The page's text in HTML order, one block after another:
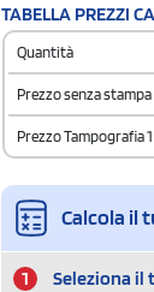
8504 4095
Quantità per
60
TABELLA PREZZI
Quantità
Prezzo senza stampa
Prezzo Tampografia
Calcola il
1 Seleziona